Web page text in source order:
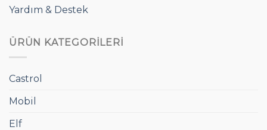
Yardım & Destek
ÜRÜN KATEGORILERI
Castrol
Mobil
Elf